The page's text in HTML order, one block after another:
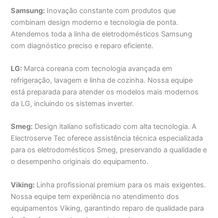
Samsung: Inovação constante com produtos que
combinam design moderno e tecnologia de ponta.
Atendemos toda a linha de eletrodomésticos Samsung
com diagnóstico preciso e reparo eficiente.
LG: Marca coreana com tecnologia avançada em
refrigeração, lavagem e linha de cozinha. Nossa equipe
está preparada para atender os modelos mais modernos
da LG, incluindo os sistemas inverter.
Smeg: Design italiano sofisticado com alta tecnologia. A
Electroserve Tec oferece assistência técnica especializada
para os eletrodomésticos Smeg, preservando a qualidade e
o desempenho originais do equipamento.
Viking: Linha profissional premium para os mais exigentes.
Nossa equipe tem experiência no atendimento dos
equipamentos Viking, garantindo reparo de qualidade para